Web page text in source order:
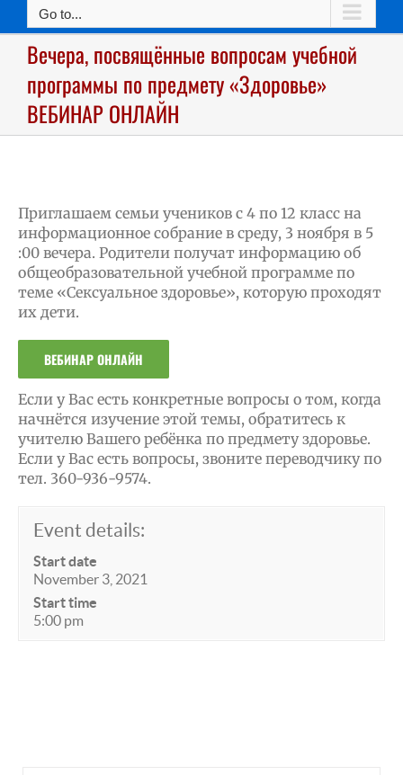
Go to...
Вечера, посвящённые вопросам учебной
программы по предмету «Здоровье»
ВЕБИНАР ОНЛАЙН
Приглашаем семьи учеников с 4 по 12 класс на
информационное собрание в среду, 3 ноября в 5
:00 вечера. Родители получат информацию об
общеобразовательной учебной программе по
теме «Сексуальное здоровье», которую проходят
их дети.
ВЕБИНАР ОНЛАЙН
Если у Вас есть конкретные вопросы о том, когда
начнётся изучение этой темы, обратитесь к
учителю Вашего ребёнка по предмету здоровье.
Если у Вас есть вопросы, звоните переводчику по
тел. 360-936-9574.
Event details:
Start date
November 3, 2021
Start time
5:00 pm